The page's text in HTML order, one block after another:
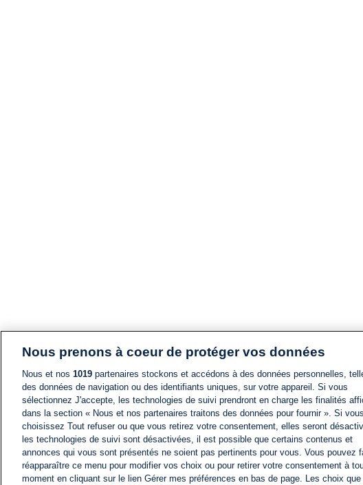
Nous prenons à coeur de protéger vos données
Nous et nos 1019 partenaires stockons et accédons à des données personnelles,
des données de navigation ou des identifiants uniques, sur votre appareil. Si vous
sélectionnez J'accepte, les technologies de suivi prendront en charge les finalités
dans la section « Nous et nos partenaires traitons des données pour fournir ». Si vous
choisissez Tout refuser ou que vous retirez votre consentement, elles seront
les technologies de suivi sont désactivées, il est possible que certains contenus et
annonces qui vous sont présentés ne soient pas pertinents pour vous. Vous pouvez
réapparaître ce menu pour modifier vos choix ou pour retirer votre consentement à
moment en cliquant sur le lien Gérer mes préférences en bas de page. Les choix que